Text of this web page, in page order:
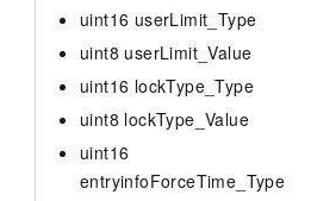
uint16 userLimit_Type
uint8 userLimit_Value
uint16 lockType_Type
uint8 lockType_Value
uint16
entryinfoForceTime_Type